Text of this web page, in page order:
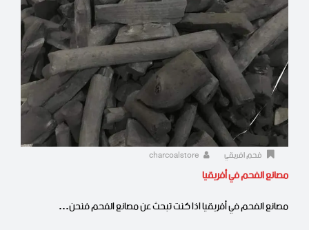
فحم افريقي
مصانع الفحم في أفريقيا
مصانع الفحم في أفريقيا اذا كنت تبحث عن مصانع الفحم فنحن…